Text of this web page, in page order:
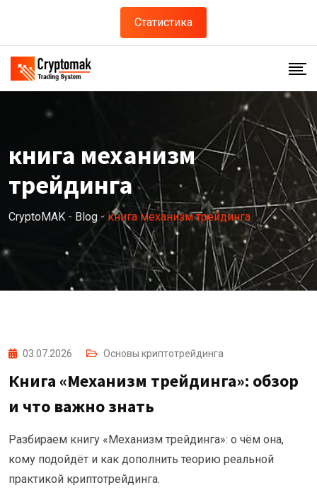
content
Статистика
книга механизм
трейдинга
CryptoMAK - Blog - книга механизм трейдинга
03.07.2026 Основы криптотрейдинга
Книга «Механизм трейдинга»: обзор
и что важно знать
Разбираем книгу «Механизм трейдинга»: о чём она,
кому подойдёт и как дополнить теорию реальной
практикой криптотрейдинга.